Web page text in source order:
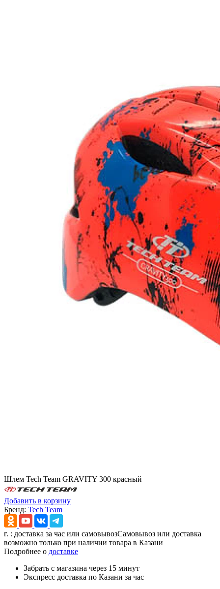
Шлем Tech Team GRAVITY 300 красный
Добавить в корзину
Бренд: Tech Team
г. : доставка за час или самовывозСамовывоз или доставка
возможно только при наличии товара в Казани
Подробнее о доставке
Забрать с магазина через 15 минут
Экспресс доставка по Казани за час